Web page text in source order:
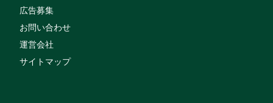
広告募集
お問い合わせ
運営会社
サイトマップ